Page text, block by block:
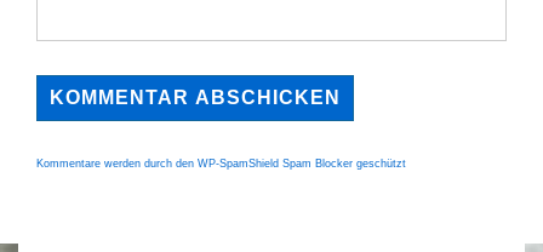
Kommentare werden durch den WP-SpamShield Spam Blocker geschützt